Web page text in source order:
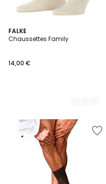
FALKE
Chaussettes Family
14,00 €
14
Couleurs